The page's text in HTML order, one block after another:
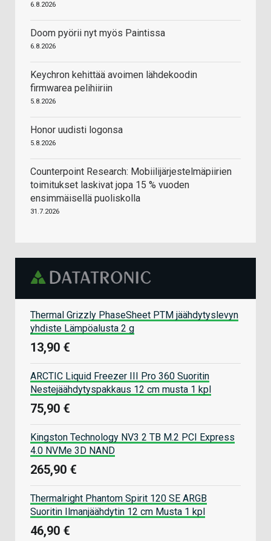
6.8.2026
Doom pyörii nyt myös Paintissa
6.8.2026
Keychron kehittää avoimen lähdekoodin
firmwarea pelihiiriin
5.8.2026
Honor uudisti logonsa
5.8.2026
Counterpoint Research: Mobiilijärjestelmäpiirien
toimitukset laskivat jopa 15 % vuoden
ensimmäisellä puoliskolla
31.7.2026
Thermal Grizzly PhaseSheet PTM jäähdytyslevyn
yhdiste Lämpöalusta 2 g
13,90 €
ARCTIC Liquid Freezer III Pro 360 Suoritin
Nestejäähdytyspakkaus 12 cm musta 1 kpl
75,90 €
Kingston Technology NV3 2 TB M.2 PCI Express
4.0 NVMe 3D NAND
265,90 €
Thermalright Phantom Spirit 120 SE ARGB
Suoritin Ilmanjäähdytin 12 cm Musta 1 kpl
46,90 €